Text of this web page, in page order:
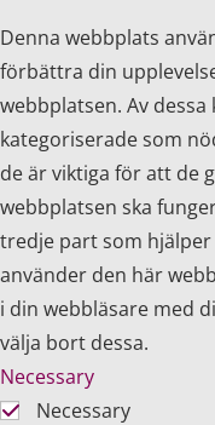
Denna webbplats
förbättra din
webbplatsen. Av
kategoriserade som
de är viktiga för att de
webbplatsen ska
tredje part som
använder den här
i din webbläsare med
välja bort dessa.
Necessary
Necessary